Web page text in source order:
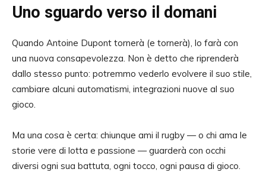
Uno sguardo verso il domani
Quando Antoine Dupont tornerà (e tornerà), lo farà con
una nuova consapevolezza. Non è detto che riprenderà
dallo stesso punto: potremmo vederlo evolvere il suo stile,
cambiare alcuni automatismi, integrazioni nuove al suo
gioco.
Ma una cosa è certa: chiunque ami il rugby — o chi ama le
storie vere di lotta e passione — guarderà con occhi
diversi ogni sua battuta, ogni tocco, ogni pausa di gioco.